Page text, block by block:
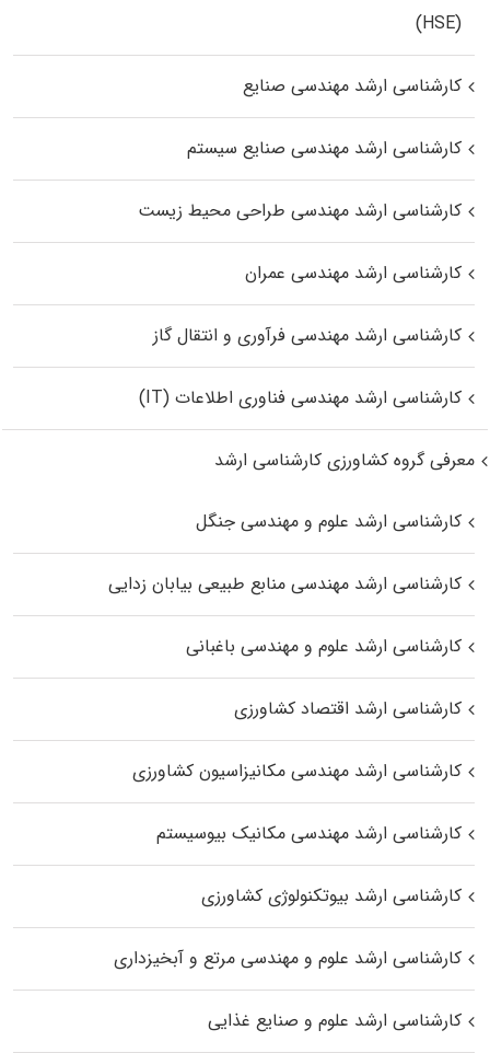
(HSE)
کارشناسی ارشد مهندسی صنایع
کارشناسی ارشد مهندسی صنایع سیستم
کارشناسی ارشد مهندسی طراحی محیط زیست
کارشناسی ارشد مهندسی عمران
کارشناسی ارشد مهندسی فرآوری و انتقال گاز
کارشناسی ارشد مهندسی فناوری اطلاعات (IT)
معرفی گروه کشاورزی کارشناسی ارشد
کارشناسی ارشد علوم و مهندسی جنگل
کارشناسی ارشد مهندسی منابع طبیعی بیابان زدایی
کارشناسی ارشد علوم و مهندسی باغبانی
کارشناسی ارشد اقتصاد کشاورزی
کارشناسی ارشد مهندسی مکانیزاسیون کشاورزی
کارشناسی ارشد مهندسی مکانیک بیوسیستم
کارشناسی ارشد بیوتکنولوژی کشاورزی
کارشناسی ارشد علوم و مهندسی مرتع و آبخیزداری
کارشناسی ارشد علوم و صنایع غذایی